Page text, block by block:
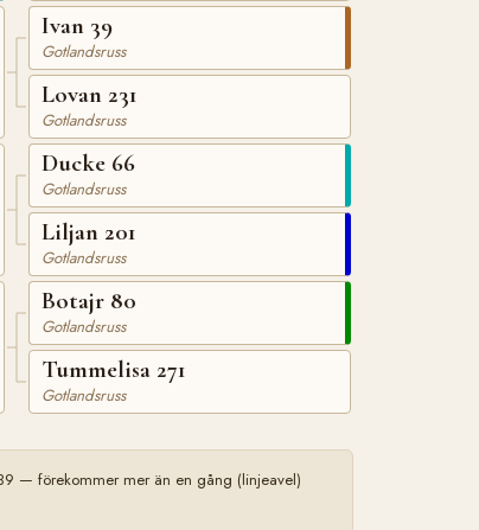
Ivan 39
Gotlandsruss
Lovan 231
Gotlandsruss
Ducke 66
Gotlandsruss
Liljan 201
Gotlandsruss
Botajr 80
Gotlandsruss
Tummelisa 271
Gotlandsruss
— förekommer mer än en gång (linjeavel)